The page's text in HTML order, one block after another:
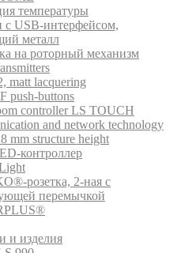
температуры
с USB-интерфейсом,
металл
на роторный механизм
matt lacquering
push-buttons
controller LS TOUCH
and network technology
mm structure height
контроллер
розетка, 2-ная с
перемычкой
и изделия